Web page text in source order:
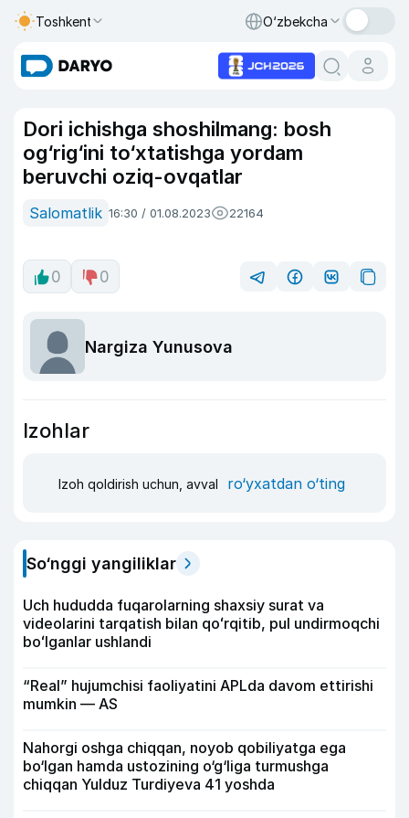
Toshkent O‘zbekcha
Dori ichishga shoshilmang: bosh
og‘rig‘ini to‘xtatishga yordam
beruvchi oziq-ovqatlar
Salomatlik 16:30 / 01.08.2023 22164
0 0
Nargiza Yunusova
Izohlar
Izoh qoldirish uchun, avval ro‘yxatdan o‘ting
So‘nggi yangiliklar
Uch hududda fuqarolarning shaxsiy surat va
videolarini tarqatish bilan qoʻrqitib, pul undirmoqchi
boʻlganlar ushlandi
“Real” hujumchisi faoliyatini APLda davom ettirishi
mumkin — AS
Nahorgi oshga chiqqan, noyob qobiliyatga ega
bo‘lgan hamda ustozining o‘g‘liga turmushga
chiqqan Yulduz Turdiyeva 41 yoshda